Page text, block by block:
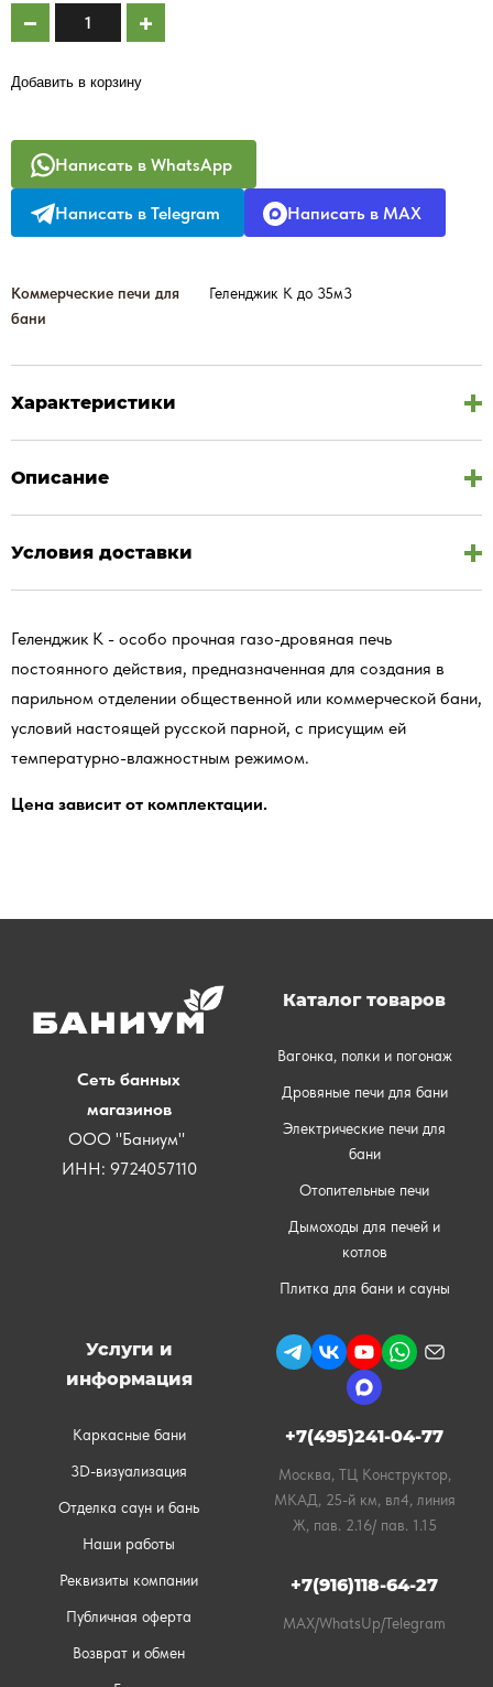
Добавить в корзину
Написать в WhatsApp
Написать в Telegram Написать в MAX
Коммерческие печи для
бани
Геленджик К до 35м3
Характеристики
Описание
Условия доставки
Геленджик К - особо прочная газо-дровяная печь
постоянного действия, предназначенная для создания в
парильном отделении общественной или коммерческой бани,
условий настоящей русской парной, с присущим ей
температурно-влажностным режимом.
Цена зависит от комплектации.
Сеть банных
магазинов
ООО "Баниум"
ИНН: 9724057110
Каталог товаров
Вагонка, полки и погонаж
Дровяные печи для бани
Электрические печи для
бани
Отопительные печи
Дымоходы для печей и
котлов
Плитка для бани и сауны
Услуги и
информация
Каркасные бани
3D-визуализация
Отделка саун и бань
Наши работы
Реквизиты компании
Публичная оферта
Возврат и обмен
+7(495)241-04-77
Москва, ТЦ Конструктор,
МКАД, 25-й км, вл4, линия
Ж, пав. 2.16/ пав. 1.15
+7(916)118-64-27
MAX/WhatsUp/Telegram